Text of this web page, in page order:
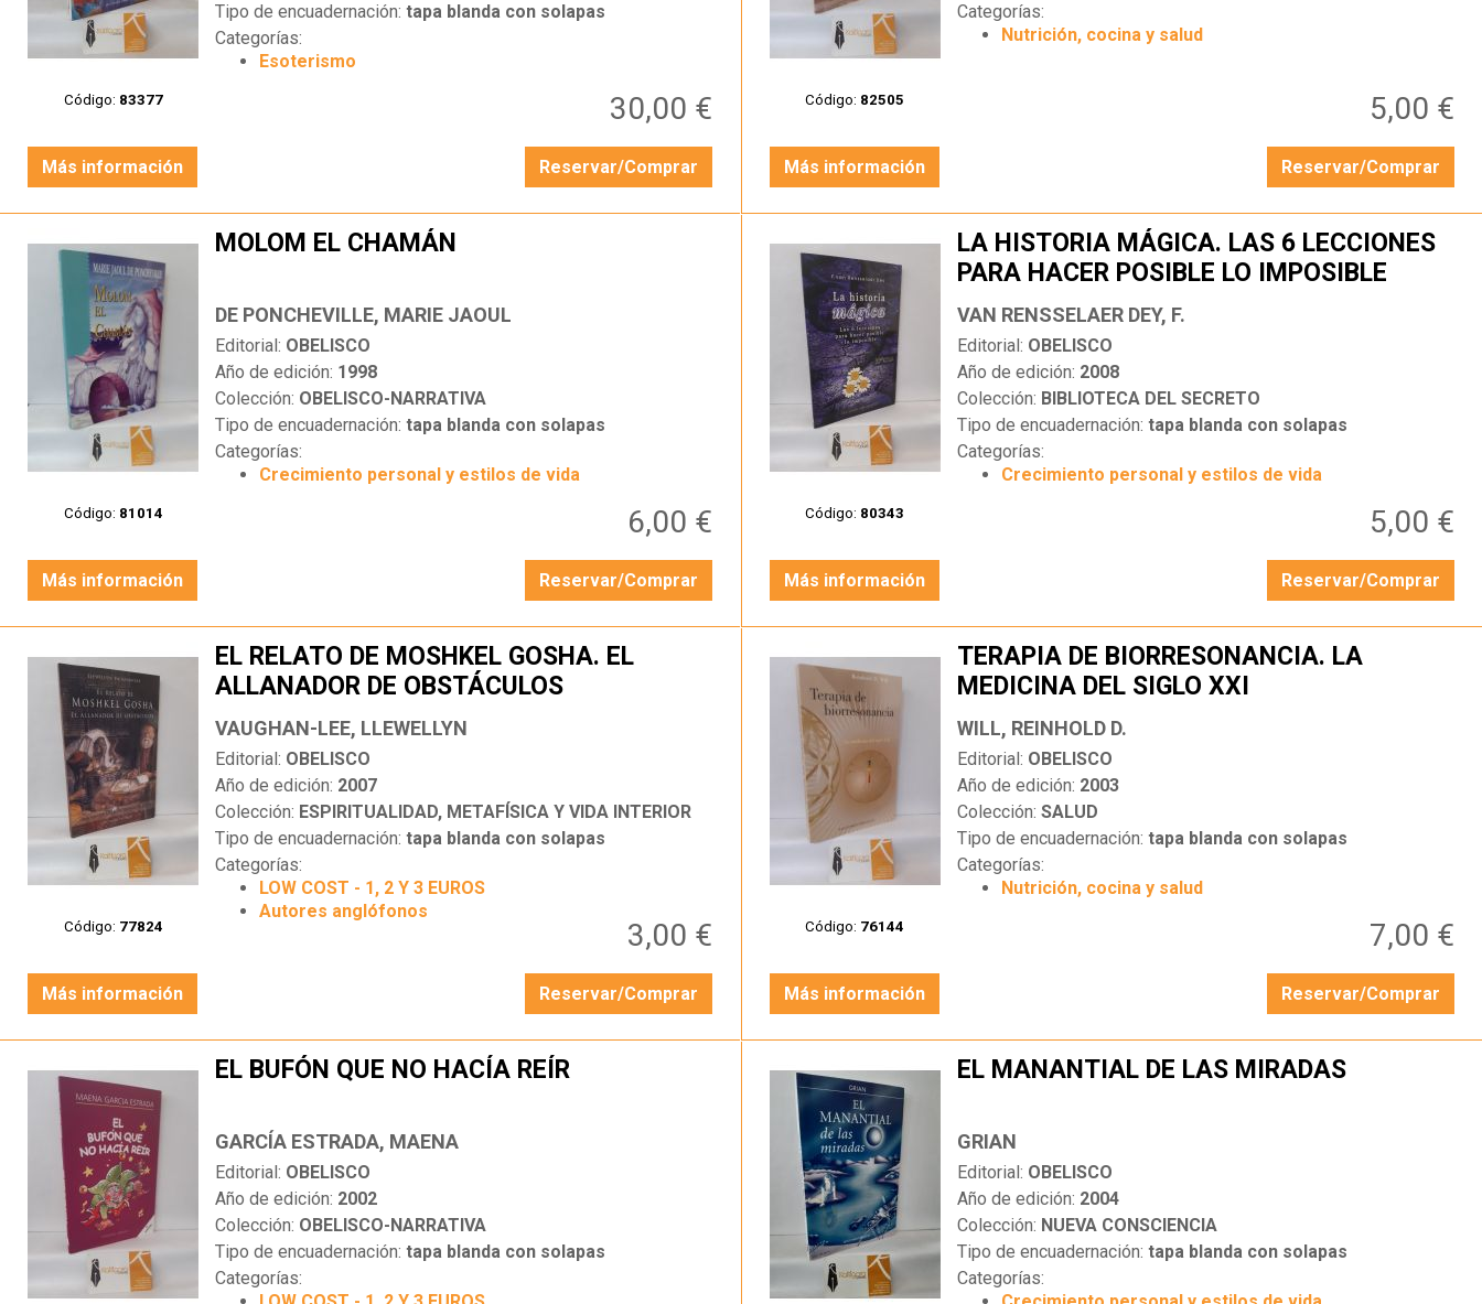
Código: 83377
Tipo de encuadernación:tapa blanda con solapas
Categorías:
Esoterismo
30,00 €
Más información Reservar/Comprar
Código: 82505
Categorías:
Nutrición, cocina y salud
5,00 €
Más información Reservar/Comprar
Código: 81014
MOLOM EL CHAMÁN
DE PONCHEVILLE, MARIE JAOUL
Editorial: OBELISCO
Año de edición: 1998
Colección: OBELISCO-NARRATIVA
Tipo de encuadernación:tapa blanda con solapas
Categorías:
Crecimiento personal y estilos de vida
6,00 €
Más información Reservar/Comprar
Código: 80343
LA HISTORIA MÁGICA. LAS 6 LECCIONES
PARA HACER POSIBLE LO IMPOSIBLE
VAN RENSSELAER DEY, F.
Editorial: OBELISCO
Año de edición: 2008
Colección: BIBLIOTECA DEL SECRETO
Tipo de encuadernación: tapa blanda con solapas
Categorías:
Crecimiento personal y estilos de vida
5,00 €
Más información Reservar/Comprar
Código: 77824
EL RELATO DE MOSHKEL GOSHA. EL
ALLANADOR DE OBSTÁCULOS
VAUGHAN-LEE, LLEWELLYN
Editorial: OBELISCO
Año de edición: 2007
Colección: ESPIRITUALIDAD, METAFÍSICA Y VIDA INTERIOR
Tipo de encuadernación:tapa blanda con solapas
Categorías:
LOW COST - 1, 2 Y 3 EUROS
Autores anglófonos
3,00 €
Más información Reservar/Comprar
Código: 76144
TERAPIA DE BIORRESONANCIA. LA
MEDICINA DEL SIGLO XXI
WILL, REINHOLD D.
Editorial: OBELISCO
Año de edición: 2003
Colección: SALUD
Tipo de encuadernación: tapa blanda con solapas
Categorías:
Nutrición, cocina y salud
7,00 €
Más información Reservar/Comprar
EL BUFÓN QUE NO HACÍA REÍR
GARCÍA ESTRADA, MAENA
Editorial: OBELISCO
Año de edición: 2002
Colección: OBELISCO-NARRATIVA
Tipo de encuadernación:tapa blanda con solapas
Categorías:
EL MANANTIAL DE LAS MIRADAS
GRIAN
Editorial: OBELISCO
Año de edición: 2004
Colección: NUEVA CONSCIENCIA
Tipo de encuadernación: tapa blanda con solapas
Categorías: